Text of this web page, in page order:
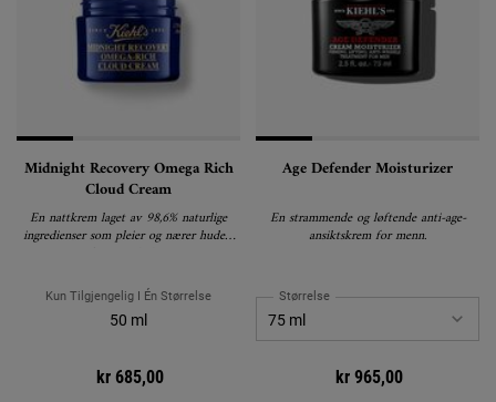
Midnight Recovery Omega Rich
Cloud Cream
En nattkrem laget av 98,6% naturlige
ingredienser som pleier og nærer huden,
Kun Tilgjengelig I Én Størrelse
50 ml
kr 685,00
Age Defender Moisturizer
En strammende og løftende anti-age-
ansiktskrem for menn.
Størrelse
kr 965,00